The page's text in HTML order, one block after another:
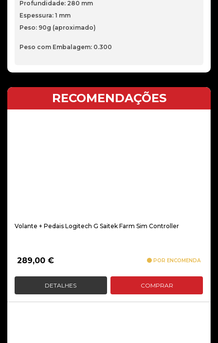
Profundidade: 280 mm
Espessura: 1 mm
Peso: 90g (aproximado)
Peso com Embalagem: 0.300
RECOMENDAÇÕES
Volante + Pedais Logitech G Saitek Farm Sim Controller
289,00 € POR ENCOMENDA
DETALHES COMPRAR